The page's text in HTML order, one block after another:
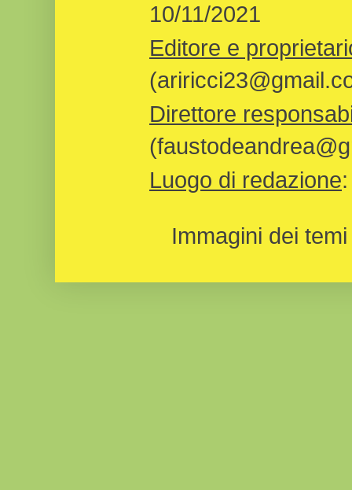
10/11/2021
Editore e
Direttore
Luogo di redazione
Immagini dei